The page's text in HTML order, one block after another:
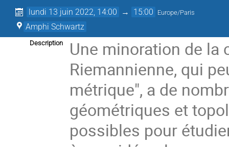
lundi 13 juin 2022, 14:00 → 15:00 Europe/Paris
Amphi Schwartz
Description
Une minoration de la
Riemannienne, qui
métrique", a de
géométriques et
possibles pour